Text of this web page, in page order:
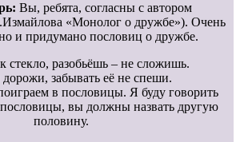
Вы, ребята, согласны с автором
«Монолог о дружбе»). Очень
и придумано пословиц о дружбе.
стекло, разобьёшь – не сложишь.
забывать её не спеши.
в пословицы. Я буду говорить
вы должны назвать другую
половину.